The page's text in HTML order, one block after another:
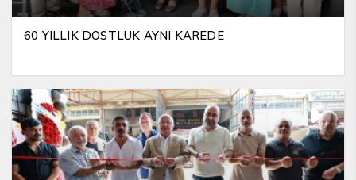
60 YILLIK DOSTLUK AYNI KAREDE